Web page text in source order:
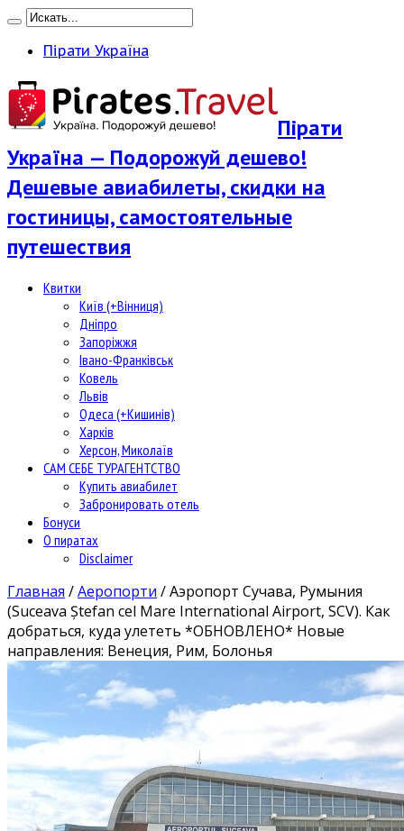
Пірати Україна
Пірати
Україна — Подорожуй дешево!
Дешевые авиабилеты, скидки на
гостиницы, самостоятельные
путешествия
Квитки
Київ (+Вінниця)
Дніпро
Запоріжжя
Івано-Франківськ
Ковель
Львів
Одеса (+Кишинів)
Харків
Херсон, Миколаїв
САМ СЕБЕ ТУРАГЕНТСТВО
Купить авиабилет
Забронировать отель
Бонуси
О пиратах
Disclaimer
Главная /Аеропорти /Аэропорт Сучава, Румыния
(Suceava Ștefan cel Mare International Airport, SCV). Как
добраться, куда улететь *ОБНОВЛЕНО* Новые
направления: Венеция, Рим, Болонья